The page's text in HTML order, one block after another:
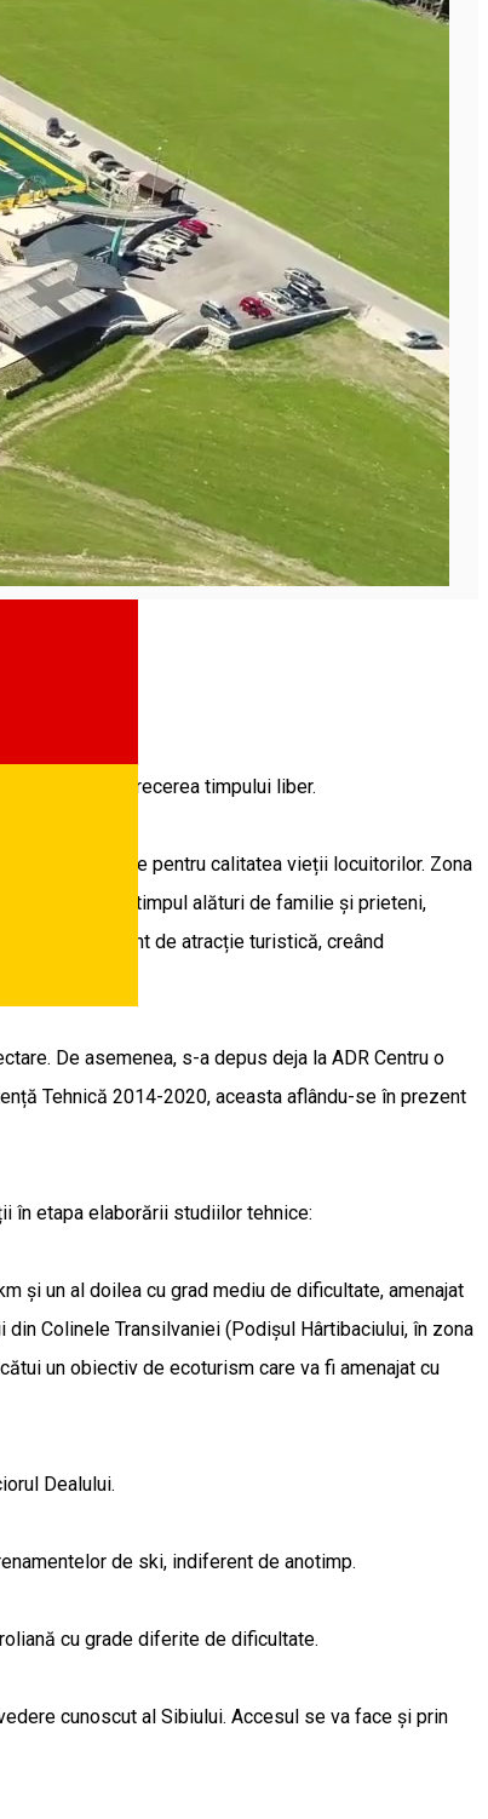
sport și petrecerea timpului liber.
sunt importante pentru calitatea vieții locuitorilor. Zona
pot petrece timpul alături de familie și prieteni,
un nou element de atracție turistică, creând
Sibiu)
De asemenea, s-a depus deja la ADR Centru o
Tehnică 2014-2020, aceasta aflându-se în prezent
în etapa elaborării studiilor tehnice:
și un al doilea cu grad mediu de dificultate, amenajat
Colinele Transilvaniei (Podișul Hârtibaciului, în zona
un obiectiv de ecoturism care va fi amenajat cu
Dealului.
de ski, indiferent de anotimp.
cu grade diferite de dificultate.
cunoscut al Sibiului. Accesul se va face și prin